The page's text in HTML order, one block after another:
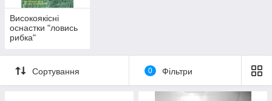
Високоякісні
оснастки "ловись
рибка"
Сортування 0 Фільтри